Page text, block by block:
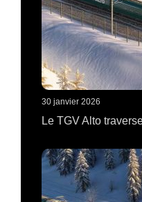
30 janvier 2026
Le TGV Alto